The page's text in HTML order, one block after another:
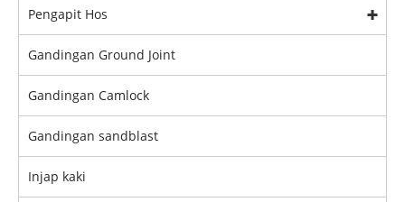
Pengapit Hos
Gandingan Ground Joint
Gandingan Camlock
Gandingan sandblast
Injap kaki